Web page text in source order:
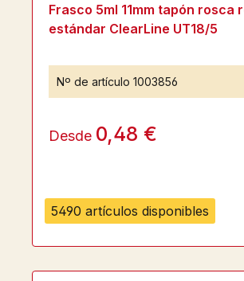
5490 artículos disponibles
Frasco 5ml 11mm tapón rosca
estándar ClearLine UT18/5
Nº de artículo 1003856
Desde 0,48 €